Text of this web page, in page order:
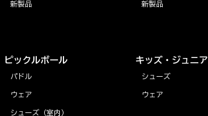
新製品 新製品
ピックルボール
パドル
ウェア
シューズ（室内）
キッズ・ジュニア
シューズ
ウェア